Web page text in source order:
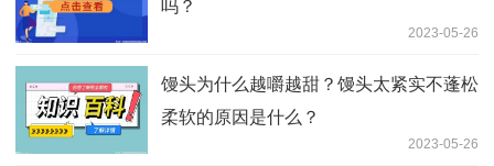
吗？
2023-05-26
馒头为什么越嚼越甜？馒头太紧实不蓬松
柔软的原因是什么？
2023-05-26